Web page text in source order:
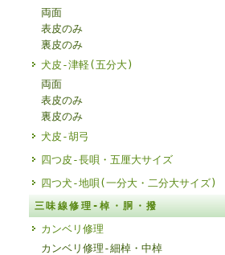
両面
表皮のみ
裏皮のみ
犬皮-津軽(五分大)
両面
表皮のみ
裏皮のみ
犬皮-胡弓
四つ皮-長唄・五厘大サイズ
四つ犬-地唄(一分大・二分大サイズ)
三味線修理-棹・胴・撥
カンベリ修理
カンベリ修理-細棹・中棹